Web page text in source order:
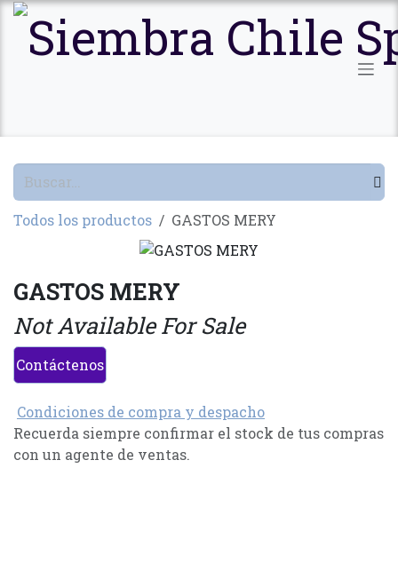
Ir al contenido
Todos los productos GASTOS MERY
GASTOS MERY
Not Available For Sale
Contáctenos
Condiciones de compra y despacho
Recuerda siempre confirmar el stock de tus compras
con un agente de ventas.